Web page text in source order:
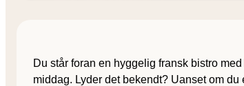
Du står foran en hyggelig fransk bistro
middag. Lyder det bekendt? Uanset om